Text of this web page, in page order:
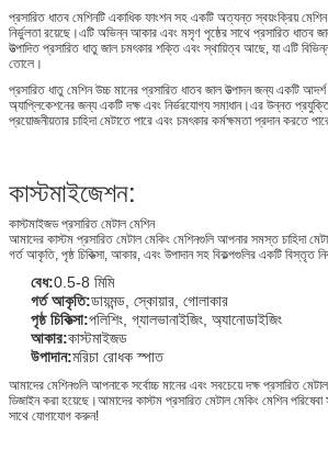
প্রসারিত ধাতব মেশিনটি একাধিক ফাংশন সহ একটি অত্যন্ত স্বয়ংক্রিয়
নির্ভুলতা রয়েছে।এটি অভিন্ন আকার এবং মসৃণ পৃষ্ঠের সাথে প্রসারিত ধাতব
উত্পাদিত প্রসারিত ধাতু জাল চমৎকার শক্তি এবং স্থায়িত্ব আছে, যা এটি
তোলে।
প্রসারিত ধাতু মেশিন উচ্চ মানের প্রসারিত ধাতব জাল উত্পাদন জন্য একটি আদর্শ
অ্যাপ্লিকেশনের জন্য একটি দক্ষ এবং নির্ভরযোগ্য সমাধান।এর উন্নত
প্রয়োজনীয়তার চাহিদা মেটাতে পারে এবং চমৎকার কর্মক্ষমতা প্রদান করতে
কাস্টমাইজেশন:
কাস্টমাইজড প্রসারিত মেটাল মেশিন
আমাদের কাস্টম প্রসারিত মেটাল মেকিং মেশিনগুলি আপনার সমস্ত চাহিদা
গর্ত আকৃতি, পৃষ্ঠ চিকিত্সা, আকার, এবং উপাদান সহ বিকল্পগুলির একটি বিস্তৃত
বেধ:0.5-8 মিমি
গর্ত আকৃতি:ডায়মন্ড, স্কোয়ার, গোলাকার
পৃষ্ঠ চিকিত্সা:পলিশিং, গ্যালভানাইজিং, অ্যানোডাইজিং
আকার:কাস্টমাইজড
উপাদান:মরিচা রোধক স্পাত
আমাদের মেশিনগুলি আপনাকে সর্বোচ্চ মানের এবং সবচেয়ে দক্ষ প্রসারিত
ডিজাইন করা হয়েছে।আমাদের কাস্টম প্রসারিত মেটাল মেকিং মেশিন
সাথে যোগাযোগ করুন!